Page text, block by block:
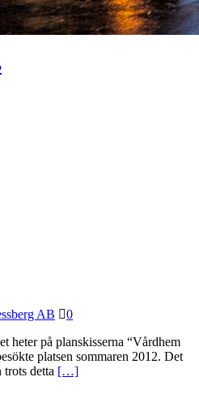
AB
0
heter på planskisserna “Vårdhem
platsen sommaren 2012. Det
trots detta […]